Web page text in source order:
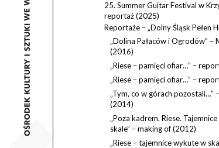
25. Summer Guitar Festival w
reportaż (2025)
Reportaże – „Dolny Śląsk Pełen
„Dolina Pałaców i Ogrodów” –
(2016)
„Riese – pamięci ofiar…” –
„Riese – pamięci ofiar…” –
„Tym, co w górach pozostali…”
(2014)
„Poza kadrem. Riese.
skale” – making of (2012)
„Riese – tajemnice wykute w